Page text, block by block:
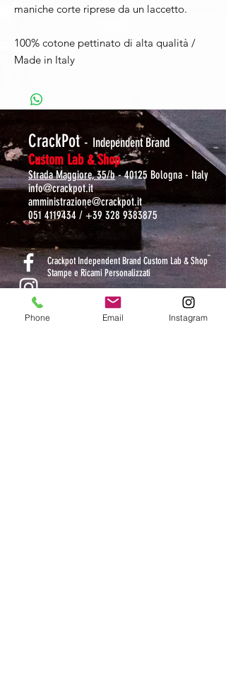
maniche corte riprese da un laccetto.
100% cotone pettinato di alta qualità /
Made in Italy
CrackPot- Independent Brand
Custom Lab & Shop
Strada Maggiore, 35/b- 40125 Bologna - Italy
info@crackpot.it
amministrazione@crackpot.it
051 4119434 / +39 328 9383875
Crackpot Independent Brand Custom Lab & Shop
Stampe e Ricami Personalizzati
crackpot_factory
Phone Email Instagram